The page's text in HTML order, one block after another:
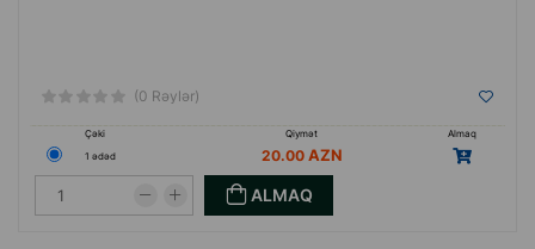
(0 Rəylər)
Çəki Qiymət
Almaq
1 ədəd
20.00
ALMAQ